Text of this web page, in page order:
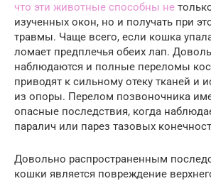
что эти животные способны не
изученных окон, но и получать при
травмы. Чаще всего, если кошка
ломает предплечья обеих лап.
наблюдаются и полные переломы
приводят к сильному отеку тканей и
из опоры. Перелом позвоночника
опасные последствия, когда
паралич или парез тазовых
Довольно распространенным
кошки является повреждение